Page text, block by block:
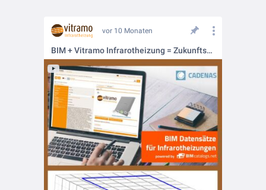
vor 10 Monaten
BIM + Vitramo Infrarotheizung = Zukunftssichere Planung